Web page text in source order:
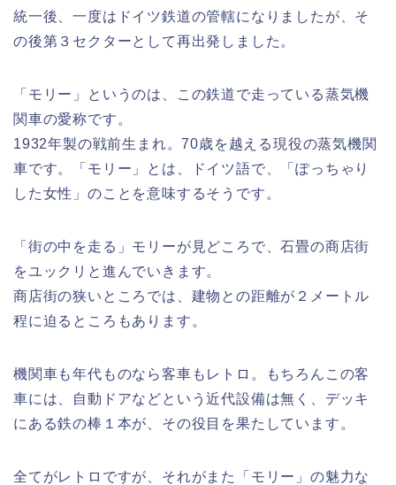
統一後、一度はドイツ鉄道の管轄になりましたが、そ
の後第３セクターとして再出発しました。
「モリー」というのは、この鉄道で走っている蒸気機
関車の愛称です。
1932年製の戦前生まれ。70歳を越える現役の蒸気機関
車です。「モリー」とは、ドイツ語で、「ぽっちゃり
した女性」のことを意味するそうです。
「街の中を走る」モリーが見どころで、石畳の商店街
をユックリと進んでいきます。
商店街の狭いところでは、建物との距離が２メートル
程に迫るところもあります。
機関車も年代ものなら客車もレトロ。もちろんこの客
車には、自動ドアなどという近代設備は無く、デッキ
にある鉄の棒１本が、その役目を果たしています。
全てがレトロですが、それがまた「モリー」の魅力な